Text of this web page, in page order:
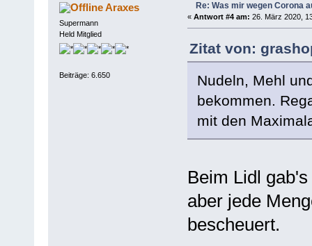
Araxes
Supermann
Held Mitglied
Beiträge: 6.650
Re: Was mir wegen Corona
« Antwort #4 am: 26. März 2020,
Zitat von:
Nudeln, Mehl
bekommen.
mit den
Beim Lidl
aber jede
bescheuert.